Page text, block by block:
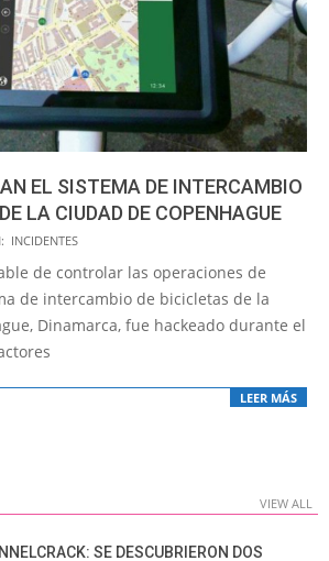
EL SISTEMA DE INTERCAMBIO
LA CIUDAD DE COPENHAGUE
INCIDENTES
de controlar las operaciones de
de intercambio de bicicletas de la
Dinamarca, fue hackeado durante el
LEER MÁS
VIEW ALL
SE DESCUBRIERON DOS